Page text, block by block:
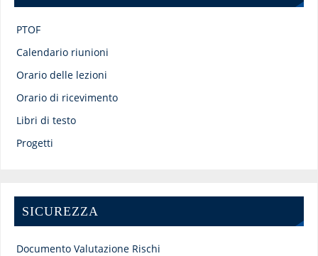
PTOF
Calendario riunioni
Orario delle lezioni
Orario di ricevimento
Libri di testo
Progetti
SICUREZZA
Documento Valutazione Rischi